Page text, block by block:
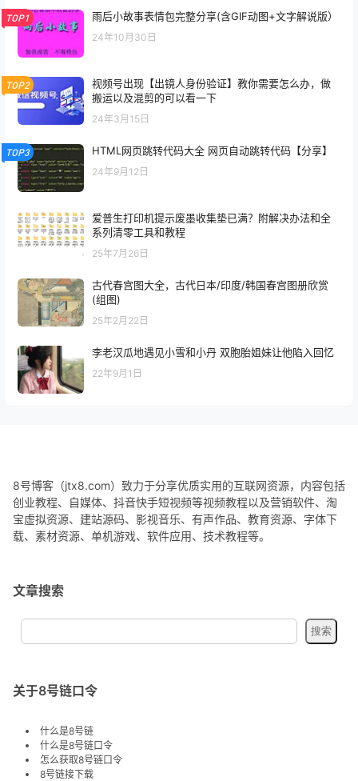
TOP1 雨后小故事表情包完整分享(含GIF动图+文字解说版）
24年10月30日
TOP2
视频号出现【出镜人身份验证】教你需要怎么办，做
搬运以及混剪的可以看一下
24年3月15日
TOP3 HTML网页跳转代码大全 网页自动跳转代码【分享】
24年9月12日
爱普生打印机提示废墨收集垫已满？附解决办法和全
系列清零工具和教程
25年7月26日
古代春宫图大全，古代日本/印度/韩国春宫图册欣赏
(组图)
25年2月22日
李老汉瓜地遇见小雪和小丹 双胞胎姐妹让他陷入回忆
22年9月1日
8号博客（jtx8.com）致力于分享优质实用的互联网资源，内容包括
创业教程、自媒体、抖音快手短视频等视频教程以及营销软件、淘
宝虚拟资源、建站源码、影视音乐、有声作品、教育资源、字体下
载、素材资源、单机游戏、软件应用、技术教程等。
文章搜索
关于8号链口令
什么是8号链
什么是8号链口令
怎么获取8号链口令
8号链接下载